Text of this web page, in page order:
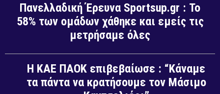
Πανελλαδική Έρευνα Sportsup.gr : Το
58% των ομάδων χάθηκε και εμείς τις
μετρήσαμε όλες
Η ΚΑΕ ΠΑΟΚ επιβεβαίωσε : “Κάναμε
τα πάντα να κρατήσουμε τον Μάσιμο